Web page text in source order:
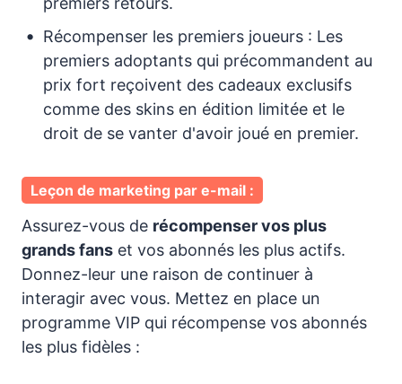
Récompenser les premiers joueurs : Les
premiers adoptants qui précommandent au
prix fort reçoivent des cadeaux exclusifs
comme des skins en édition limitée et le
droit de se vanter d'avoir joué en premier.
Leçon de marketing par e-mail :
Assurez-vous de récompenser vos plus
grands fans et vos abonnés les plus actifs.
Donnez-leur une raison de continuer à
interagir avec vous. Mettez en place un
programme VIP qui récompense vos abonnés
les plus fidèles :